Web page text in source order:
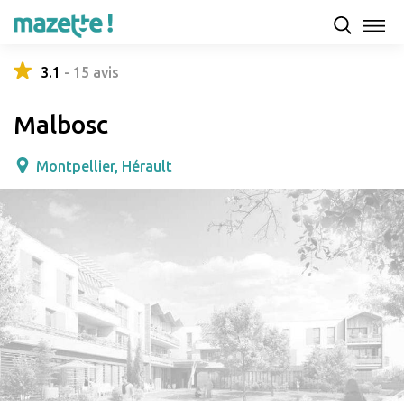
3.1 - 15 avis
Malbosc
Montpellier, Hérault